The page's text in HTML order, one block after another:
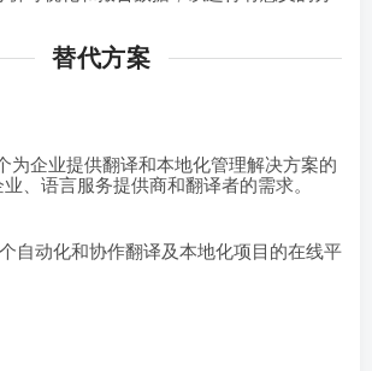
替代方案
为企业提供翻译和本地化管理解决方案的
、语言服务提供商和翻译者的需求。
自动化和协作翻译及本地化项目的在线平